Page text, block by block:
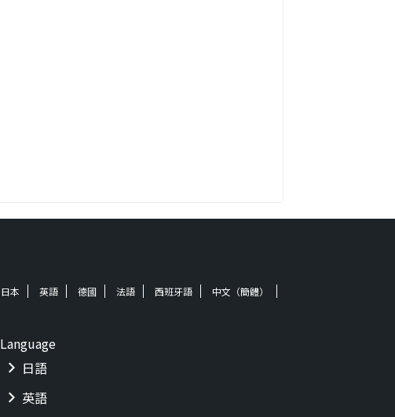
日本 英語 德國 法語 西班牙語
中文（簡體）
Language
日語
英語